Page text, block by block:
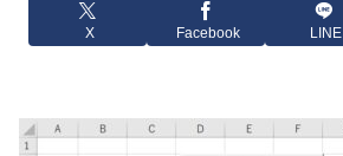
X Facebook LINE